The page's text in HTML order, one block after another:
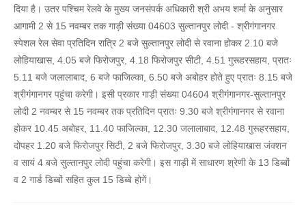
दिया है। उतर पश्चिम रेलवे के मुख्य जनसंपर्क अधिकारी श्री अभय शर्मा के अनुसार
आगामी 2 से 15 नवम्बर तक गाड़ी संख्या 04603 सुल्तानपुर लोदी - श्रीगंगानगर
स्पेशल रेल सेवा प्रतिदिन रात्रि 2 बजे सुल्तानपुर लोदी से रवाना होकर 2.10 बजे
लोहियाखास, 4.05 बजे फिरोजपुर, 4.18 फिरोजपुर सीटी, 4.51 गुरूहरसहाय, प्रातः
5.11 बजे जलालाबाद, 6 बजे फाजिल्का, 6.50 बजे अबोहर होते हुए प्रातः 8.15 बजे
श्रीगंगानगर पहुंचा करेगी। इसी प्रकार गाड़ी संख्या 04604 श्रीगंगानगर-सुल्तानपुर
लोदी 2 नवम्बर से 15 नवम्बर तक प्रतिदिन प्रातः 9.30 बजे श्रीगंगानगर से रवाना
होकर 10.45 अबोहर, 11.40 फाजिल्का, 12.30 जलालाबाद, 12.48 गुरूहरसहाय,
दोपहर 1.20 बजे फिरोजपुर सिटी, 2 बजे फिरोजपुर, 3.30 बजे लोहियाखास जंक्शन
व सायं 4 बजे सुल्तानपुर लोदी पहुंचा करेगी। इस गाड़ी में साधारण श्रेणी के 13 डिब्बों
व 2 गार्ड डिब्बों सहित कुल 15 डिब्बे होगें।